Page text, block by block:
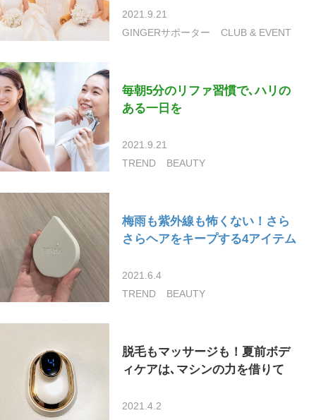
2021.9.21
GINGERサポーター
CLUB & EVENT
毎朝5分のリファ習慣で､ハリの
ある一日を
2021.9.21
TREND
BEAUTY
梅雨も紫外線も怖くない！さら
さらヘアをキープする4アイテム
2021.6.4
TREND
BEAUTY
脱毛もマッサージも！夏前ボデ
ィケアは､マシンの力を借りて
2021.4.2